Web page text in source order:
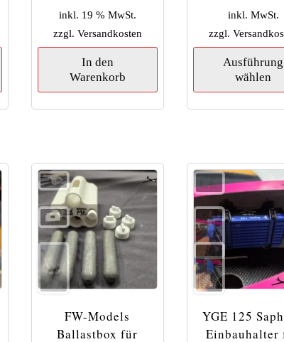
Dieses
mehrere
Varianten
können
auf
der
Produktseite
gewählt
inkl. 19 % MwSt.
zzgl.Versandkosten
In den
Warenkorb
inkl. MwSt.
zzgl.
Ausführung
wählen
FW-Models
Ballastbox für
YGE 125
Einbauhalter